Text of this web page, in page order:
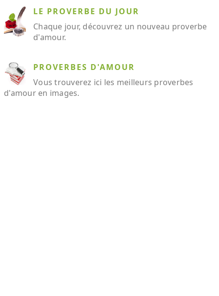
LE PROVERBE DU JOUR
Chaque jour, découvrez un nouveau proverbe
d'amour.
PROVERBES D'AMOUR
Vous trouverez ici les meilleurs proverbes
d'amour en images.